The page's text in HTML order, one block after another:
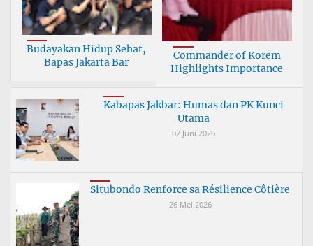
Budayakan Hidup Sehat,
Bapas Jakarta Bar
Commander of Korem
Highlights Importance
Kabapas Jakbar: Humas dan PK Kunci
Utama
02 Juni 2026
Situbondo Renforce sa Résilience Côtière
26 Mei 2026